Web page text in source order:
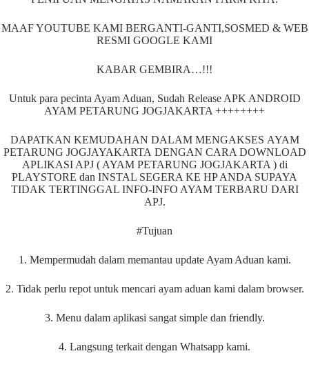
MAAF YOUTUBE KAMI BERGANTI-GANTI,SOSMED & WEB
RESMI GOOGLE KAMI
KABAR GEMBIRA…!!!
Untuk para pecinta Ayam Aduan, Sudah Release APK ANDROID
AYAM PETARUNG JOGJAKARTA ++++++++
DAPATKAN KEMUDAHAN DALAM MENGAKSES AYAM
PETARUNG JOGJAYAKARTA DENGAN CARA DOWNLOAD
APLIKASI APJ ( AYAM PETARUNG JOGJAKARTA ) di
PLAYSTORE dan INSTAL SEGERA KE HP ANDA SUPAYA
TIDAK TERTINGGAL INFO-INFO AYAM TERBARU DARI
APJ.
#Tujuan
1. Mempermudah dalam memantau update Ayam Aduan kami.
2. Tidak perlu repot untuk mencari ayam aduan kami dalam browser.
3. Menu dalam aplikasi sangat simple dan friendly.
4. Langsung terkait dengan Whatsapp kami.